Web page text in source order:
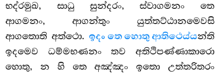
භද්රමුඛ, සාධු සුන්දරං, ස්වාගමනං තෙ
ආගමනං, ආගන්තුං යුත්තට්ඨානමෙවසි
ආගතොති අත්ථො.ඉදං තෙ හොතු ආතිථෙය්යන්ති
ඉදමෙව ධම්මභණනං තව අතිථිපණ්ණාකාරො
හොතු, න හි තෙ අඤ්ඤං ඉතො උත්තරිතරං